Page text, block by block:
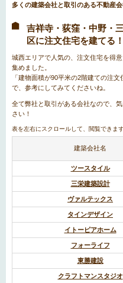
多くの建築会社と取引のある不動産
吉祥寺・荻窪・中野・
区に注文住宅を建てる
城西エリアで人気の、注文住宅を得
集めました。
「建物面積が90平米の2階建ての注
で、参考にしてみてくださいね。
全て弊社と取引がある会社なので、
さい！
建築会社名
ツースタイル
三栄建築設計
ヴァルテックス
タインデザイン
イトーピアホーム
フォーライフ
東勝建設
クラフトマンスタジオ